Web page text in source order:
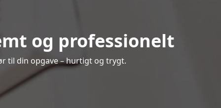
og professionelt
til din opgave – hurtigt og trygt.